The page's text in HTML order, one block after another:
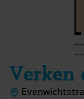
Verken